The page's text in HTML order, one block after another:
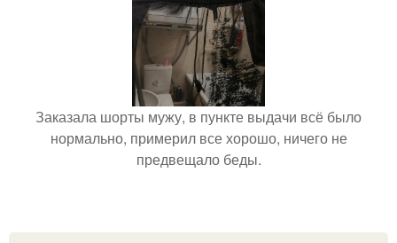
Заказала шорты мужу, в пункте выдачи всё было
нормально, примерил все хорошо, ничего не
предвещало беды.